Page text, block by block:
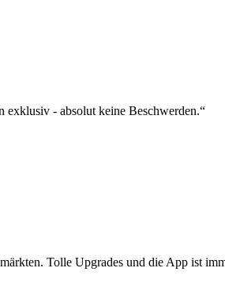
exklusiv - absolut keine Beschwerden.“
Tolle Upgrades und die App ist